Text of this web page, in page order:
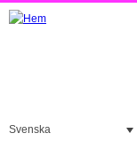
Svenska